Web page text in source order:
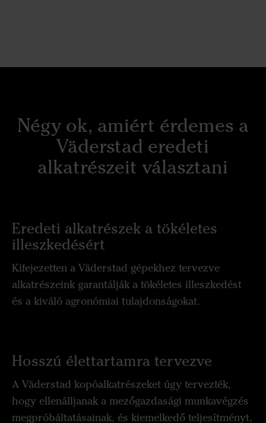
Négy ok, amiért érdemes a
Väderstad eredeti
alkatrészeit választani
Eredeti alkatrészek a tökéletes
illeszkedésért
Kifejezetten a Väderstad gépekhez tervezve
alkatrészeink garantálják a tökéletes illeszkedést
és a kiváló agronómiai tulajdonságokat.
Hosszú élettartamra tervezve
A Väderstad kopóalkatrészeket úgy tervezték,
hogy ellenálljanak a mezőgazdasági munkavégzés
megpróbáltatásainak, és kiemelkedő teljesítményt,